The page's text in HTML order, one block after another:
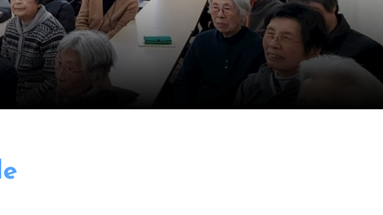
DE